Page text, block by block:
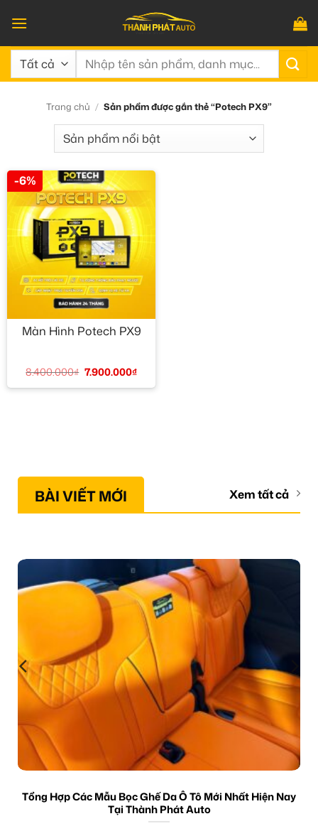
qua
nội
dung
Tìm
Trang chủ / Sản phẩm được gắn thẻ “Potech PX9”
-6%
Màn Hình Potech PX9
8.400.000₫ 7.900.000₫
BÀI VIẾT MỚI Xem tất cả
Tổng Hợp Các Mẫu Bọc Ghế Da Ô Tô Mới Nhất Hiện Nay
Tại Thành Phát Auto